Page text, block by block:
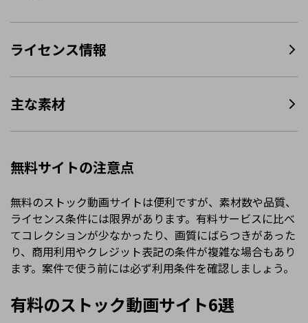
ライセンス情報
主な素材
無料サイトの注意点
無料のストック動画サイトは便利ですが、素材数や品質、
ライセンス条件には限界があります。有料サービスに比べ
てコレクションが少なかったり、画質にばらつきがあった
り、商用利用やクレジット表記の条件が複雑な場合もあり
ます。案件で使う前には必ず利用条件を確認しましょう。
有料のストック動画サイト6選